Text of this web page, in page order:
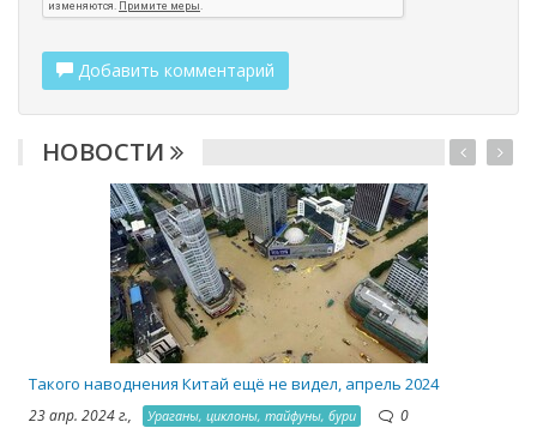
Добавить комментарий
НОВОСТИ
Такого наводнения Китай ещё не видел, апрель 2024
23 апр. 2024 г., Ураганы, циклоны, тайфуны, бури 0